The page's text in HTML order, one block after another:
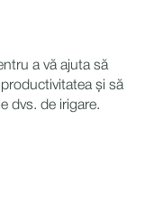
a vă ajuta să
și să
dvs. de irigare.